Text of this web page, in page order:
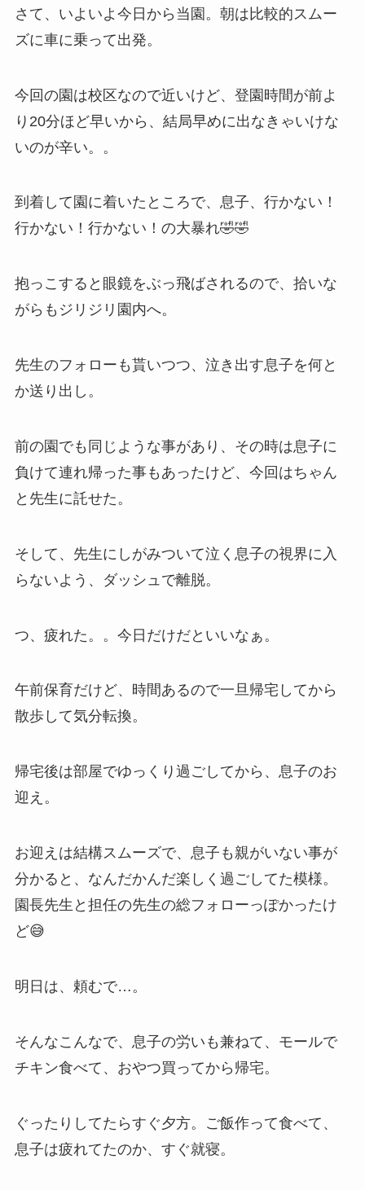
さて、いよいよ今日から当園。朝は比較的スムー
ズに車に乗って出発。
今回の園は校区なので近いけど、登園時間が前よ
り20分ほど早いから、結局早めに出なきゃいけな
いのが辛い。。
到着して園に着いたところで、息子、行かない！
行かない！行かない！の大暴れ🤣🤣
抱っこすると眼鏡をぶっ飛ばされるので、拾いな
がらもジリジリ園内へ。
先生のフォローも貰いつつ、泣き出す息子を何と
か送り出し。
前の園でも同じような事があり、その時は息子に
負けて連れ帰った事もあったけど、今回はちゃん
と先生に託せた。
そして、先生にしがみついて泣く息子の視界に入
らないよう、ダッシュで離脱。
つ、疲れた。。今日だけだといいなぁ。
午前保育だけど、時間あるので一旦帰宅してから
散歩して気分転換。
帰宅後は部屋でゆっくり過ごしてから、息子のお
迎え。
お迎えは結構スムーズで、息子も親がいない事が
分かると、なんだかんだ楽しく過ごしてた模様。
園長先生と担任の先生の総フォローっぽかったけ
ど😅
明日は、頼むで…。
そんなこんなで、息子の労いも兼ねて、モールで
チキン食べて、おやつ買ってから帰宅。
ぐったりしてたらすぐ夕方。ご飯作って食べて、
息子は疲れてたのか、すぐ就寝。